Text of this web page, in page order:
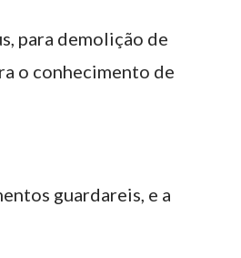
para demolição de
o conhecimento de
guardareis, e a